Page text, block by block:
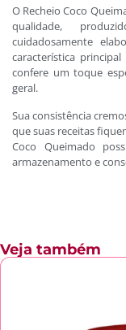
O Recheio Coco
qualidade,
cuidadosamente
característica
confere um toque
geral.
Sua consistência
que suas receitas
Coco Queimado
armazenamento e
Veja também